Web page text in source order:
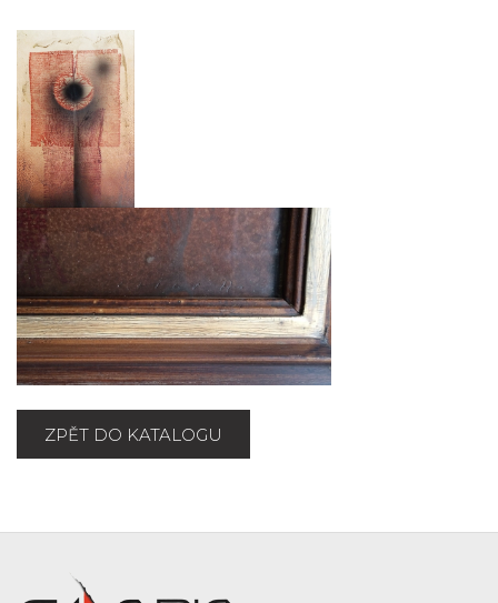
ZPĚT DO KATALOGU